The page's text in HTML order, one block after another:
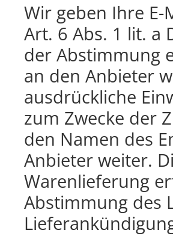
Wir geben Ihre
Art. 6 Abs. 1 lit. a
der Abstimmung
an den Anbieter
ausdrückliche
zum Zwecke der
den Namen des
Anbieter weiter.
Warenlieferung
Abstimmung des